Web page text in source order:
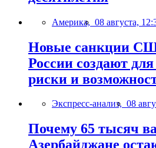
Америка, 08 августа,
Новые санкции
России создают
риски и
Экспресс-анализ, 08
Почему 65 тысяч
Азербайджане